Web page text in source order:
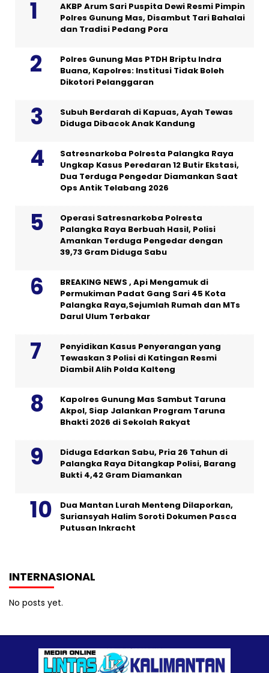
AKBP Arum Sari Puspita Dewi Resmi Pimpin
Polres Gunung Mas, Disambut Tari Bahalai
dan Tradisi Pedang Pora
Polres Gunung Mas PTDH Briptu Indra
Buana, Kapolres: Institusi Tidak Boleh
Dikotori Pelanggaran
Subuh Berdarah di Kapuas, Ayah Tewas
Diduga Dibacok Anak Kandung
Satresnarkoba Polresta Palangka Raya
Ungkap Kasus Peredaran 12 Butir Ekstasi,
Dua Terduga Pengedar Diamankan Saat
Ops Antik Telabang 2026
Operasi Satresnarkoba Polresta
Palangka Raya Berbuah Hasil, Polisi
Amankan Terduga Pengedar dengan
39,73 Gram Diduga Sabu
BREAKING NEWS , Api Mengamuk di
Permukiman Padat Gang Sari 45 Kota
Palangka Raya,Sejumlah Rumah dan MTs
Darul Ulum Terbakar
Penyidikan Kasus Penyerangan yang
Tewaskan 3 Polisi di Katingan Resmi
Diambil Alih Polda Kalteng
Kapolres Gunung Mas Sambut Taruna
Akpol, Siap Jalankan Program Taruna
Bhakti 2026 di Sekolah Rakyat
Diduga Edarkan Sabu, Pria 26 Tahun di
Palangka Raya Ditangkap Polisi, Barang
Bukti 4,42 Gram Diamankan
Dua Mantan Lurah Menteng Dilaporkan,
Suriansyah Halim Soroti Dokumen Pasca
Putusan Inkracht
INTERNASIONAL
No posts yet.